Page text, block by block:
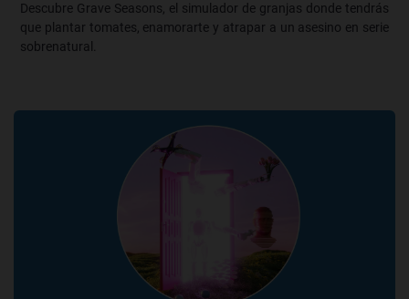
Descubre Grave Seasons, el simulador de granjas donde tendrás
que plantar tomates, enamorarte y atrapar a un asesino en serie
sobrenatural.